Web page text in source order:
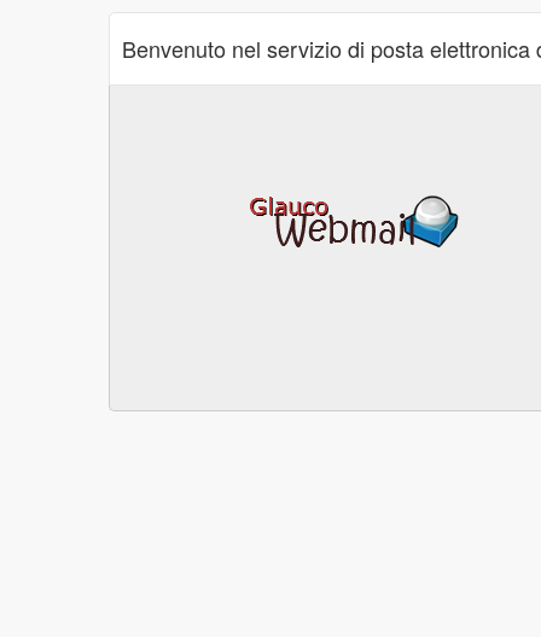
Benvenuto nel servizio di posta elettronica